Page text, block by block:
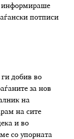
информираше
потписи
добив во
за нов
на
на сите
и во
со упорната